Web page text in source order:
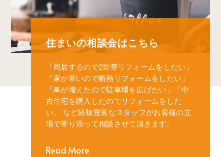
住まいの相談会はこちら
「同居するので2世帯リフォームをしたい」
「家が寒いので断熱リフォームをしたい」
「車が増えたので駐車場を広げたい」
「中
古住宅を購入したのでリフォームをした
い」
など経験豊富なスタッフがお客様の立
場で寄り添って相談させて頂きます。
Read More